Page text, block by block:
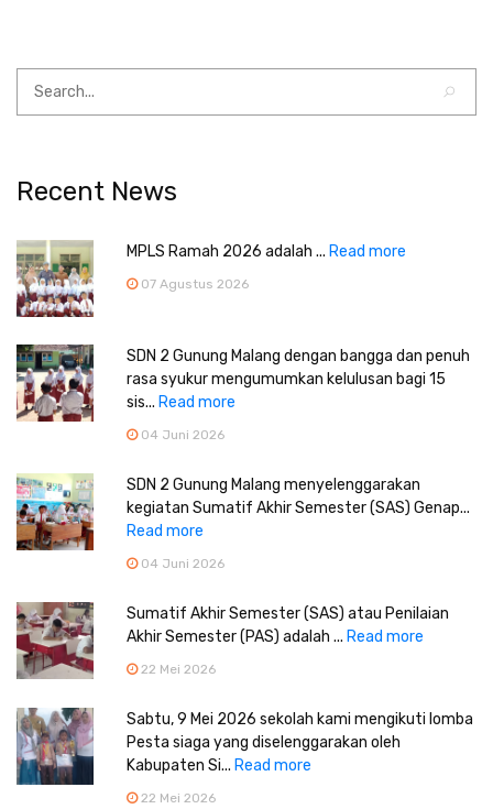
Recent News
MPLS Ramah 2026 adalah ... Read more
07 Agustus 2026
SDN 2 Gunung Malang dengan bangga dan penuh
rasa syukur mengumumkan kelulusan bagi 15
sis... Read more
04 Juni 2026
SDN 2 Gunung Malang menyelenggarakan
kegiatan Sumatif Akhir Semester (SAS) Genap...
Read more
04 Juni 2026
Sumatif Akhir Semester (SAS) atau Penilaian
Akhir Semester (PAS) adalah ... Read more
22 Mei 2026
Sabtu, 9 Mei 2026 sekolah kami mengikuti lomba
Pesta siaga yang diselenggarakan oleh
Kabupaten Si... Read more
22 Mei 2026